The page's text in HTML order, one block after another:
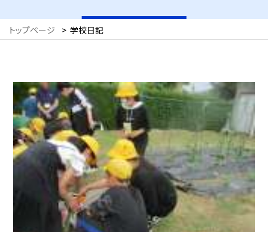
トップページ > 学校日記